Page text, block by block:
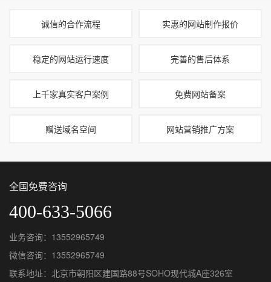
诚信的合作流程 实惠的网站制作报价
稳定的网站运行速度 完善的售后体系
上千家真实客户案例 免费网站备案
赠送域名空间 网站营销推广方案
全国免费咨询
400-633-5066
业务咨询：13552965749
微信咨询：13552965749
联系地址：北京市朝阳区建国路88号SOHO现代城A座326室